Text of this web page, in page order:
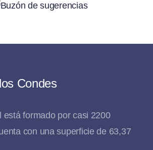
Condes
está formado por casi 2200
con una superficie de 63,37